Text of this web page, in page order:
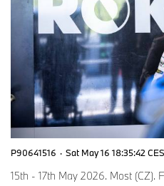
P90641516 · Sat May 16 18:35:42
15th - 17th May 2026. Most (CZ).